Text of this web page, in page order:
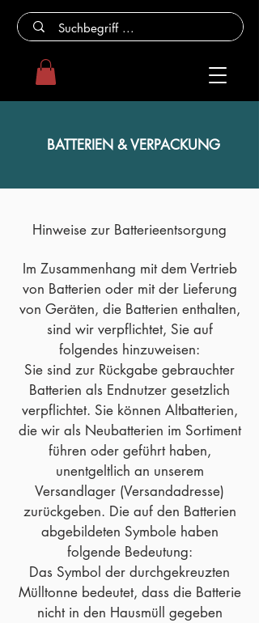
BATTERIEN & VERPACKUNG
Hinweise zur Batterieentsorgung
Im Zusammenhang mit dem Vertrieb
von Batterien oder mit der Lieferung
von Geräten, die Batterien enthalten,
sind wir verpflichtet, Sie auf
folgendes hinzuweisen:
Sie sind zur Rückgabe gebrauchter
Batterien als Endnutzer gesetzlich
verpflichtet. Sie können Altbatterien,
die wir als Neubatterien im Sortiment
führen oder geführt haben,
unentgeltlich an unserem
Versandlager (Versandadresse)
zurückgeben. Die auf den Batterien
abgebildeten Symbole haben
folgende Bedeutung:
Das Symbol der durchgekreuzten
Mülltonne bedeutet, dass die Batterie
nicht in den Hausmüll gegeben